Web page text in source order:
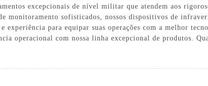
excepcionais de nível militar que atendem aos
monitoramento sofisticados, nossos dispositivos de
para equipar suas operações com a melhor
operacional com nossa linha excepcional de produtos.